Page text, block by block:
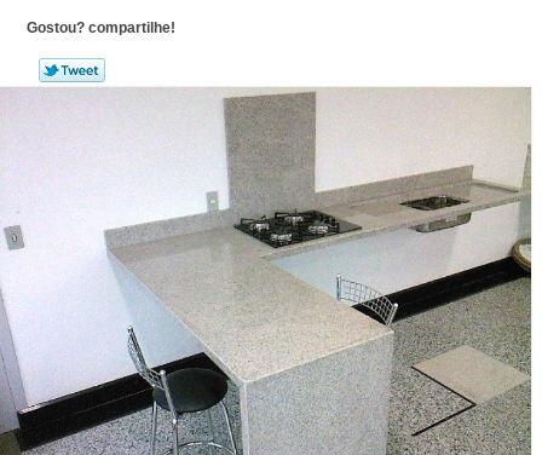
Gostou? compartilhe!